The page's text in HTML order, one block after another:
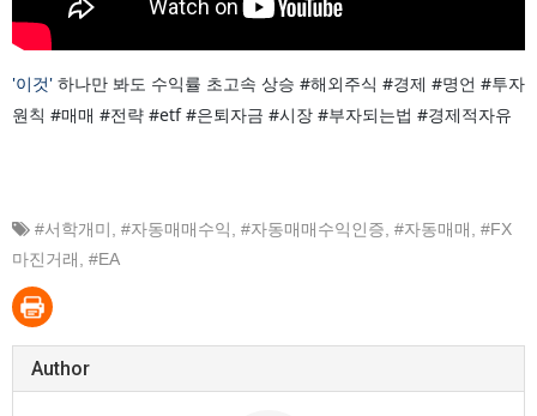
'이것' 하나만 봐도 수익률 초고속 상승 #해외주식 #경제 #명언 #투자
원칙 #매매 #전략 #etf #은퇴자금 #시장 #부자되는법 #경제적자유
#서학개미 #자동매매수익 #자동매매수익인증 #자동매매
#FX
마진거래
#EA
Author